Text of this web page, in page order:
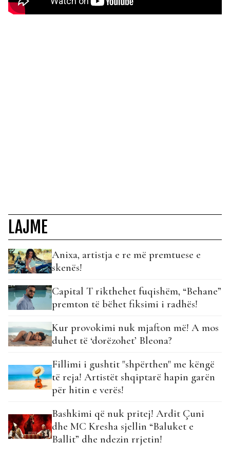
LAJME
Anixa, artistja e re më premtuese e
skenës!
Capital T rikthehet fuqishëm, “Behane”
premton të bëhet fiksimi i radhës!
Kur provokimi nuk mjafton më! A mos
duhet të ‘dorëzohet’ Bleona?
Fillimi i gushtit "shpërthen" me këngë
të reja! Artistët shqiptarë hapin garën
për hitin e verës!
Bashkimi që nuk pritej! Ardit Çuni
dhe MC Kresha sjellin “Baluket e
Ballit” dhe ndezin rrjetin!